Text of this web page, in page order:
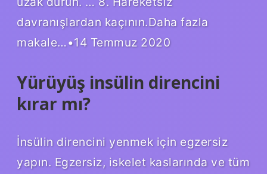
davranışlardan kaçının.Daha fazla
makale…•14 Temmuz 2020
Yürüyüş insülin direncini
kırar mı?
İnsülin direncini yenmek için egzersiz
yapın. Egzersiz, iskelet kaslarında ve tüm